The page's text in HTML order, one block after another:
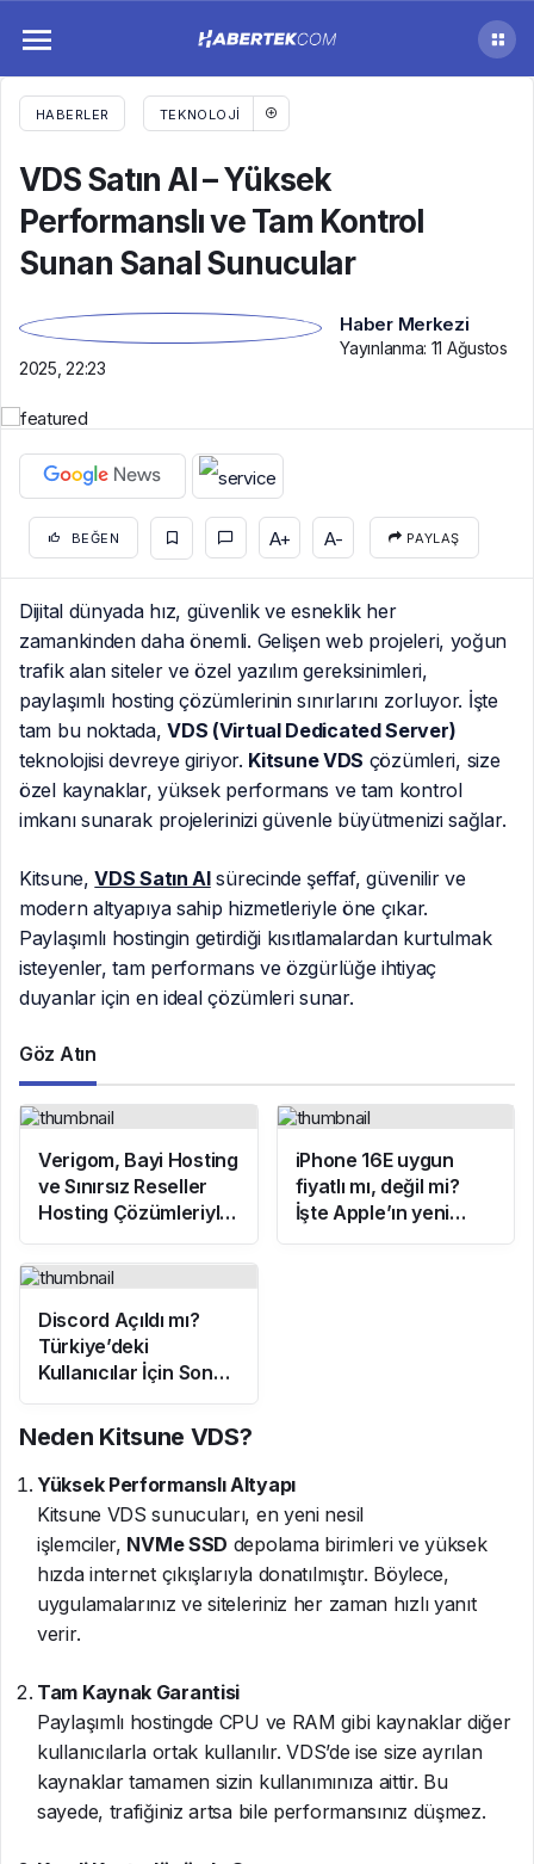
HABERLER TEKNOLOJI
VDS Satın Al – Yüksek
Performanslı ve Tam Kontrol
Sunan Sanal Sunucular
Haber Merkezi
Yayınlanma: 11 Ağustos
2025, 22:23
BEĞEN A+ A- PAYLAŞ
Dijital dünyada hız, güvenlik ve esneklik her
zamankinden daha önemli. Gelişen web projeleri, yoğun
trafik alan siteler ve özel yazılım gereksinimleri,
paylaşımlı hosting çözümlerinin sınırlarını zorluyor. İşte
tam bu noktada,VDS (Virtual Dedicated Server)
teknolojisi devreye giriyor. Kitsune VDS çözümleri, size
özel kaynaklar, yüksek performans ve tam kontrol
imkanı sunarak projelerinizi güvenle büyütmenizi sağlar.
Kitsune,VDS Satın Alsürecinde şeffaf, güvenilir ve
modern altyapıya sahip hizmetleriyle öne çıkar.
Paylaşımlı hostingin getirdiği kısıtlamalardan kurtulmak
isteyenler, tam performans ve özgürlüğe ihtiyaç
duyanlar için en ideal çözümleri sunar.
Göz Atın
Verigom, Bayi Hosting
ve Sınırsız Reseller
Hosting Çözümleriyle
Dijital Girişimcilerin
İşini Kolaylaştırıyor
iPhone 16E uygun
fiyatlı mı, değil mi?
İşte Apple’ın yeni
modeline dair tüm
Discord Açıldı mı?
Türkiye’deki
Kullanıcılar İçin Son
Durum!
Neden Kitsune VDS?
Yüksek Performanslı Altyapı
Kitsune VDS sunucuları, en yeni nesil
işlemciler, NVMe SSD depolama birimleri ve yüksek
hızda internet çıkışlarıyla donatılmıştır. Böylece,
uygulamalarınız ve siteleriniz her zaman hızlı yanıt
verir.
Tam Kaynak Garantisi
Paylaşımlı hostingde CPU ve RAM gibi kaynaklar diğer
kullanıcılarla ortak kullanılır. VDS’de ise size ayrılan
kaynaklar tamamen sizin kullanımınıza aittir. Bu
sayede, trafiğiniz artsa bile performansınız düşmez.
VDS Satın Al – Yüksek Performanslı ve Tam
Kontrol Sunan Sanal Sunucular